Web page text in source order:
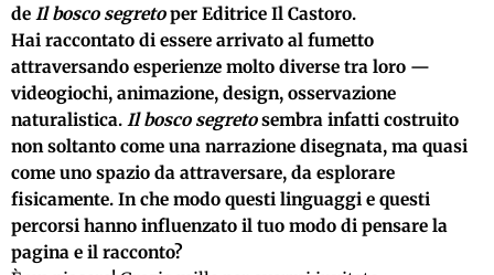
de Il bosco segretoper Editrice Il Castoro.
Hai raccontato di essere arrivato al fumetto
attraversando esperienze molto diverse tra loro —
videogiochi, animazione, design, osservazione
naturalistica. Il bosco segretosembra infatti costruito
non soltanto come una narrazione disegnata, ma quasi
come uno spazio da attraversare, da esplorare
fisicamente. In che modo questi linguaggi e questi
percorsi hanno influenzato il tuo modo di pensare la
pagina e il racconto?